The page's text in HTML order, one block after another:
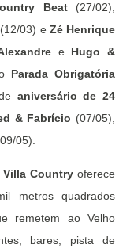
Beat(27/02),
(12/03) e Zé Henrique
e Hugo &
Parada Obrigatória
aniversário de 24
& Fabrício (07/05),
05).
Villa Country oferece
metros quadrados
remetem ao Velho
bares, pista de